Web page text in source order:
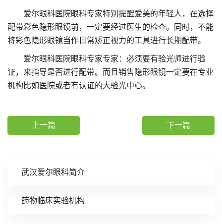
武汉爱尔眼科简介
药物临床实验机构
爱尔眼科医院眼科专家特别提醒爱美的年轻人，在选择
配带彩色隐形眼镜前，一定要经过医生的检查。同时，不能
将彩色隐形眼镜当作日常矫正视力的工具进行长期配带。
爱尔眼科医院眼科专家专家：必须要有验光师进行验
证，来指导是否进行配带。而且销售隐形眼镜一定要在专业
机构比如医院或者有认证的大验光中心。
上一篇 下一篇